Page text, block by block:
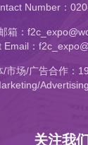
Number：
箱：
Email：
/市场/广告合作：
关注我们